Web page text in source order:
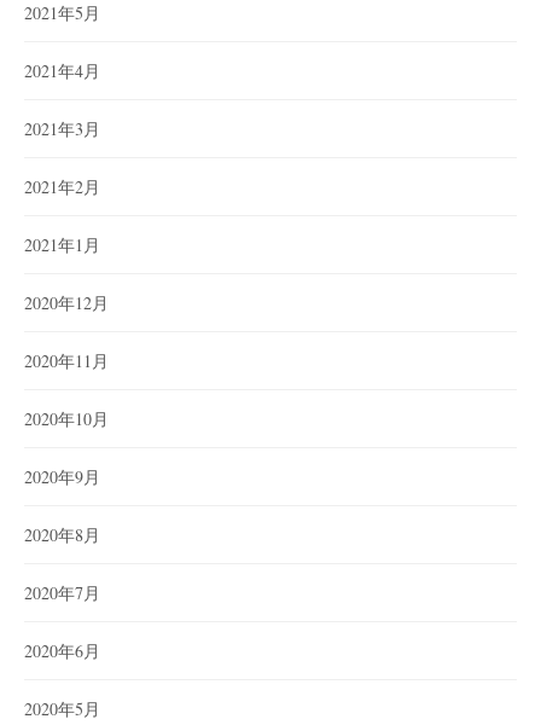
2021年5月
2021年4月
2021年3月
2021年2月
2021年1月
2020年12月
2020年11月
2020年10月
2020年9月
2020年8月
2020年7月
2020年6月
2020年5月